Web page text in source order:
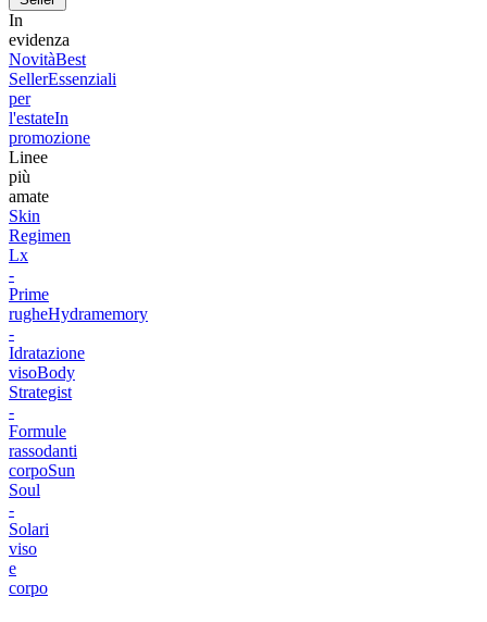
In
evidenza
NovitàBest
SellerEssenziali
per
l'estateIn
promozione
Linee
più
amate
Skin
Regimen
Lx
-
Prime
rugheHydramemory
-
Idratazione
visoBody
Strategist
-
Formule
rassodanti
corpoSun
Soul
-
Solari
viso
e
corpo